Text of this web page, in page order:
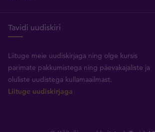
Tavidi uudiskiri
Liituge meie uudiskirjaga ning olge kursis
parimate pakkumistega ning päevakajaliste ja
oluliste uudistega kullamaailmast.
Liituge uudiskirjaga